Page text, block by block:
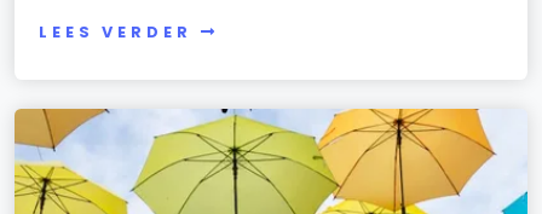
LEES VERDER